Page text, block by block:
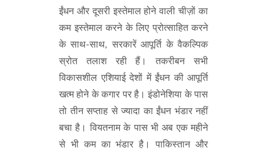
ईंधन और दूसरी इस्तेमाल होने वाली चीज़ों का
कम इस्तेमाल करने के लिए प्रोत्साहित करने
के साथ-साथ, सरकारें आपूर्ति के वैकल्पिक
स्रोत तलाश रही हैं। तकरीबन सभी
विकासशील एशियाई देशों में ईंधन की आपूर्ति
खत्म होने के कगार पर है। इंडोनेशिया के पास
तो तीन सप्ताह से ज्यादा का ईंधन भंडार नहीं
बचा है। वियतनाम के पास भी अब एक महीने
से भी कम का भंडार है। पाकिस्तान और